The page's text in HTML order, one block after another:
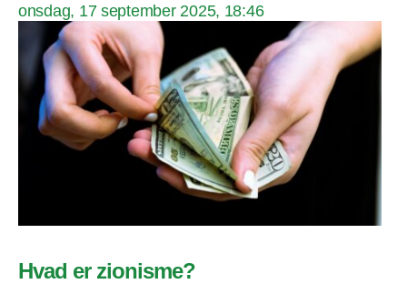
onsdag, 17 september 2025, 18:46
Hvad er zionisme?